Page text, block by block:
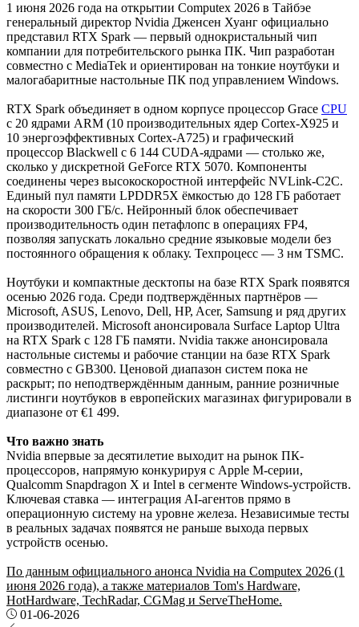
1 июня 2026 года на открытии Computex 2026 в Тайбэе
генеральный директор Nvidia Дженсен Хуанг официально
представил RTX Spark — первый однокристальный чип
компании для потребительского рынка ПК. Чип разработан
совместно с MediaTek и ориентирован на тонкие ноутбуки и
малогабаритные настольные ПК под управлением Windows.
RTX Spark объединяет в одном корпусе процессор Grace CPU
с 20 ядрами ARM (10 производительных ядер Cortex-X925 и
10 энергоэффективных Cortex-A725) и графический
процессор Blackwell с 6 144 CUDA-ядрами — столько же,
сколько у дискретной GeForce RTX 5070. Компоненты
соединены через высокоскоростной интерфейс NVLink-C2C.
Единый пул памяти LPDDR5X ёмкостью до 128 ГБ работает
на скорости 300 ГБ/с. Нейронный блок обеспечивает
производительность один петафлопс в операциях FP4,
позволяя запускать локально средние языковые модели без
постоянного обращения к облаку. Техпроцесс — 3 нм TSMC.
Ноутбуки и компактные десктопы на базе RTX Spark появятся
осенью 2026 года. Среди подтверждённых партнёров —
Microsoft, ASUS, Lenovo, Dell, HP, Acer, Samsung и ряд других
производителей. Microsoft анонсировала Surface Laptop Ultra
на RTX Spark с 128 ГБ памяти. Nvidia также анонсировала
настольные системы и рабочие станции на базе RTX Spark
совместно с GB300. Ценовой диапазон систем пока не
раскрыт; по неподтверждённым данным, ранние розничные
листинги ноутбуков в европейских магазинах фигурировали в
диапазоне от €1 499.
Что важно знать
Nvidia впервые за десятилетие выходит на рынок ПК-
процессоров, напрямую конкурируя с Apple M-серии,
Qualcomm Snapdragon X и Intel в сегменте Windows-устройств.
Ключевая ставка — интеграция AI-агентов прямо в
операционную систему на уровне железа. Независимые тесты
в реальных задачах появятся не раньше выхода первых
устройств осенью.
По данным официального анонса Nvidia на Computex 2026 (1
июня 2026 года), а также материалов Tom's Hardware,
HotHardware, TechRadar, CGMag и ServeTheHome.
01-06-2026